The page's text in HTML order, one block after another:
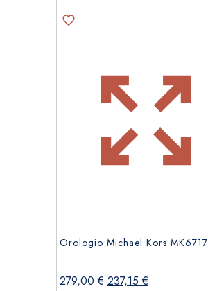
Orologio Michael Kors MK6717
279,00€ Il
237,15€